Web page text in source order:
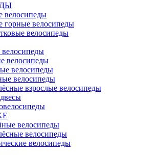
велосипеды
горные велосипеды
велосипеды
велосипеды
велосипеды
велосипеды
взрослые велосипеды
велосипеды
велосипеды
велосипеды